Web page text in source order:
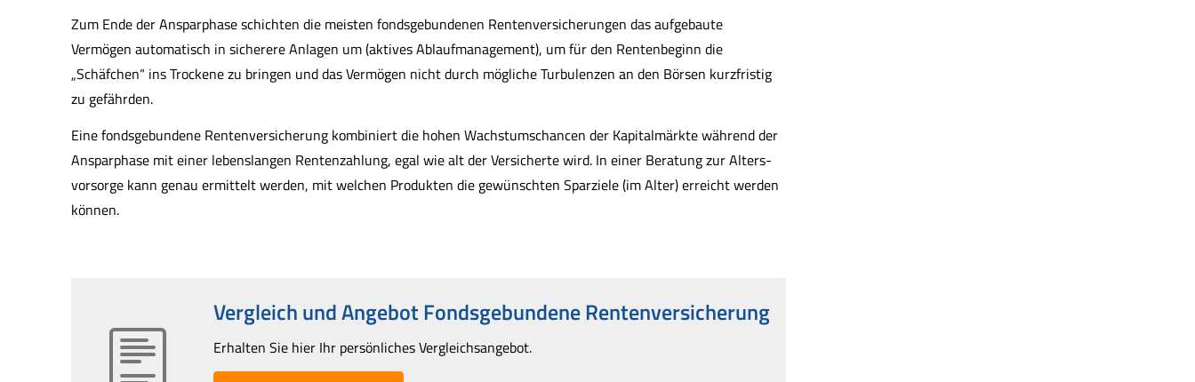
Zum Ende der Ansparphase schichten die meisten fondsgebundenen Rentenversicherungen das aufgebaute
Vermögen automatisch in sicherere Anlagen um (aktives Ablaufmanagement), um für den Rentenbeginn die
„Schäfchen“ ins Trockene zu bringen und das Vermögen nicht durch mögliche Turbulenzen an den Börsen kurzfristig
zu gefährden.
Eine fondsgebundene Rentenversicherung kombiniert die hohen Wachstumschancen der Kapitalmärkte während der
Ansparphase mit einer lebenslangen Rentenzahlung, egal wie alt der Versicherte wird. In einer Beratung zur Alters­
vorsorge kann genau ermittelt werden, mit welchen Produkten die gewünschten Sparziele (im Alter) erreicht werden
können.
Vergleich und Angebot Fondsgebundene Rentenversicherung
Erhalten Sie hier Ihr persönliches Vergleichsangebot.